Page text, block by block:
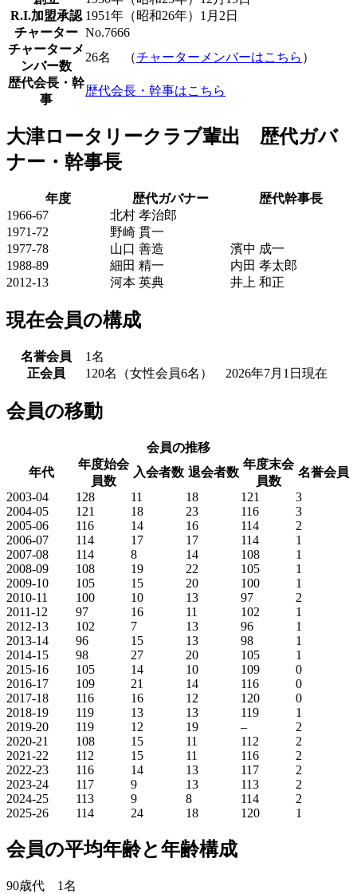
R.I.加盟承認 1951年（昭和26年）1月2日
チャーター No.7666
チャーターメ
ンバー数
26名 （チャーターメンバーはこちら ）
歴代会長・幹
事
歴代会長・幹事はこちら
大津ロータリークラブ輩出 歴代ガバ
ナー・幹事長
年度 歴代ガバナー
歴代幹事長
1966-67
北村 孝治郎
1971-72
野崎 貫一
1977-78
山口 善造
濱中 成一
1988-89
細田 精一
内田 孝太郎
2012-13
河本 英典 井上 和正
現在会員の構成
名誉会員
1名
正会員
120名（女性会員6名） 2026年7月1日現在
会員の移動
会員の推移
年代
年度始会
員数
入会者数 退会者数
年度末会
員数
名誉会員
2003-04
128 11 18 121
3
2004-05
121 18 23 116
3
2005-06
116 14 16 114
2
2006-07
114 17 17 114
1
2007-08
114 8 14 108
1
2008-09
108 19 22 105
1
2009-10
105 15 20 100
1
2010-11
100 10 13 97
2
2011-12
97 16 11 102
1
2012-13
102 7 13 96
1
2013-14
96 15 13 98
1
2014-15
98 27 20 105
1
2015-16
105 14 10 109
0
2016-17
109 21 14 116
0
2017-18
116 16 12 120
0
2018-19
119 13 13 119
1
2019-20
119 12 19 –
2
2020-21
108 15 11 112
2
2021-22
112 15 11 116
2
2022-23
116 14 13 117
2
2023-24
117 9 13 113
2
2024-25
113 9 8 114
2
2025-26
114 24 18 120 1
会員の平均年齢と年齢構成
90歳代 1名